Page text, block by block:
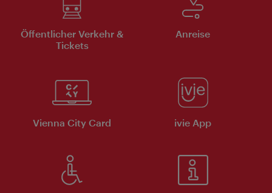
Öffentlicher Verkehr &
Tickets
Anreise
Vienna City Card ivie App